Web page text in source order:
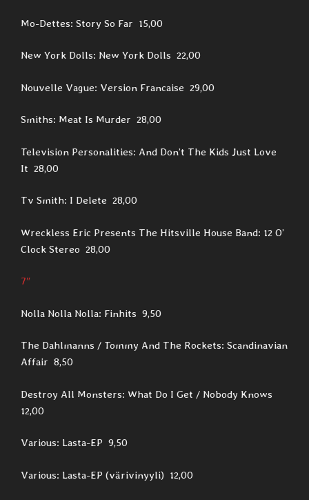
Mo-Dettes: Story So Far 15,00
New York Dolls: New York Dolls 22,00
Nouvelle Vague: Version Francaise 29,00
Smiths: Meat Is Murder 28,00
Television Personalities: And Don’t The Kids Just Love
It 28,00
Tv Smith: I Delete 28,00
Wreckless Eric Presents The Hitsville House Band: 12 O’
Clock Stereo 28,00
7″
Nolla Nolla Nolla: Finhits 9,50
The Dahlmanns / Tommy And The Rockets: Scandinavian
Affair 8,50
Destroy All Monsters: What Do I Get / Nobody Knows
12,00
Various: Lasta-EP 9,50
Various: Lasta-EP (värivinyyli) 12,00